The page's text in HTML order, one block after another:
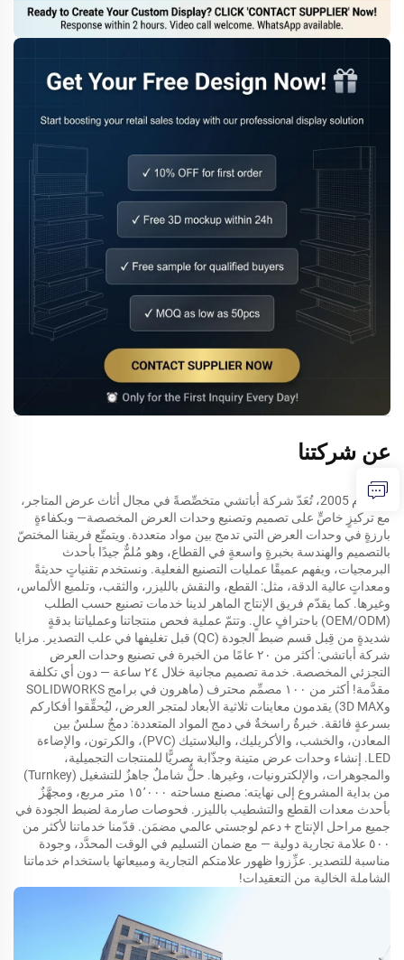
عن شركتنا
منذ عام 2005، تُعَدّ شركة أباتشي متخصِّصةً في مجال أثاث عرض المتاجر،
مع تركيزٍ خاصٍّ على تصميم وتصنيع وحدات العرض المخصصة— وبكفاءةٍ
بارزةٍ في وحدات العرض التي تدمج بين مواد متعددة. ويتمتّع فريقنا المختصّ
بالتصميم والهندسة بخبرةٍ واسعةٍ في القطاع، وهو مُلمٌّ جيدًا بأحدث
البرمجيات، ويفهم عميقًا عمليات التصنيع الفعلية. ونستخدم تقنياتٍ حديثةً
ومعداتٍ عالية الدقة، مثل: القطع، والنقش بالليزر، والثقب، وتلميع الألماس،
وغيرها. كما يقدّم فريق الإنتاج الماهر لدينا خدمات تصنيع حسب الطلب
(OEM/ODM) باحترافٍ عالٍ. وتتمّ عملية فحص منتجاتنا وعملياتنا بدقةٍ
شديدةٍ من قِبل قسم ضبط الجودة (QC) قبل تغليفها في علب التصدير. مزايا
شركة أباتشي: أكثر من ٢٠ عامًا من الخبرة في تصنيع وحدات العرض
التجزئي المخصصة. خدمة تصميم مجانية خلال ٢٤ ساعة — دون أي تكلفة
مقدَّمة! أكثر من ١٠٠ مصمِّم محترف (ماهرون في برامج SOLIDWORKS
و3D MAX) يقدمون معاينات ثلاثية الأبعاد لمتجر العرض، ليُحقِّقوا أفكاركم
بسرعةٍ فائقة. خبرةٌ راسخةٌ في دمج المواد المتعددة: دمجٌ سلسٌ بين
المعادن، والخشب، والأكريليك، والبلاستيك (PVC)، والكرتون، والإضاءة
LED. إنشاء وحدات عرض متينة وجذّابة بصريًّا للمنتجات التجميلية،
والمجوهرات، والإلكترونيات، وغيرها. حلٌّ شاملٌ جاهزٌ للتشغيل (Turnkey)
من بداية المشروع إلى نهايته: مصنع مساحته ١٥٬٠٠٠ متر مربع، ومجهَّزٌ
بأحدث معدات القطع والتشطيب بالليزر. فحوصات صارمة لضبط الجودة في
جميع مراحل الإنتاج + دعم لوجستي عالمي مضمَن. قدّمنا خدماتنا لأكثر من
٥٠٠ علامة تجارية دولية — مع ضمان التسليم في الوقت المحدَّد، وجودة
مناسبة للتصدير. عزِّزوا ظهور علامتكم التجارية ومبيعاتها باستخدام خدماتنا
الشاملة الخالية من التعقيدات!